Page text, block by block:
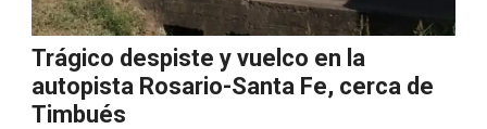
Trágico despiste y vuelco en la
autopista Rosario-Santa Fe, cerca de
Timbués